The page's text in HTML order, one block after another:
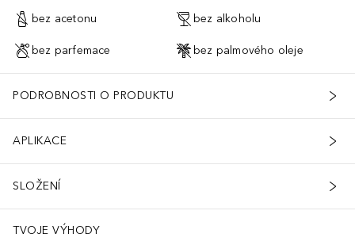
bez acetonu bez alkoholu
bez parfemace bez palmového oleje
PODROBNOSTI O PRODUKTU
APLIKACE
SLOŽENÍ
TVOJE VÝHODY